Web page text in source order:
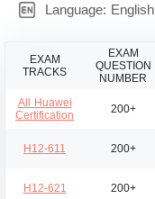
Language: English
EXAM
TRACKS
EXAM
QUESTION
NUMBER
All Huawei
Certification
200+
H12-611 200+
H12-621 200+